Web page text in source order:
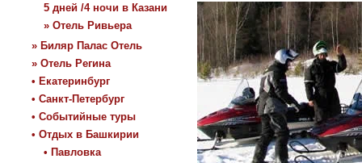
5 дней /4 ночи в Казани
» Отель Ривьера
» Биляр Палас Отель
» Отель Регина
• Екатеринбург
• Санкт-Петербург
• Событийные туры
• Отдых в Башкирии
• Павловка